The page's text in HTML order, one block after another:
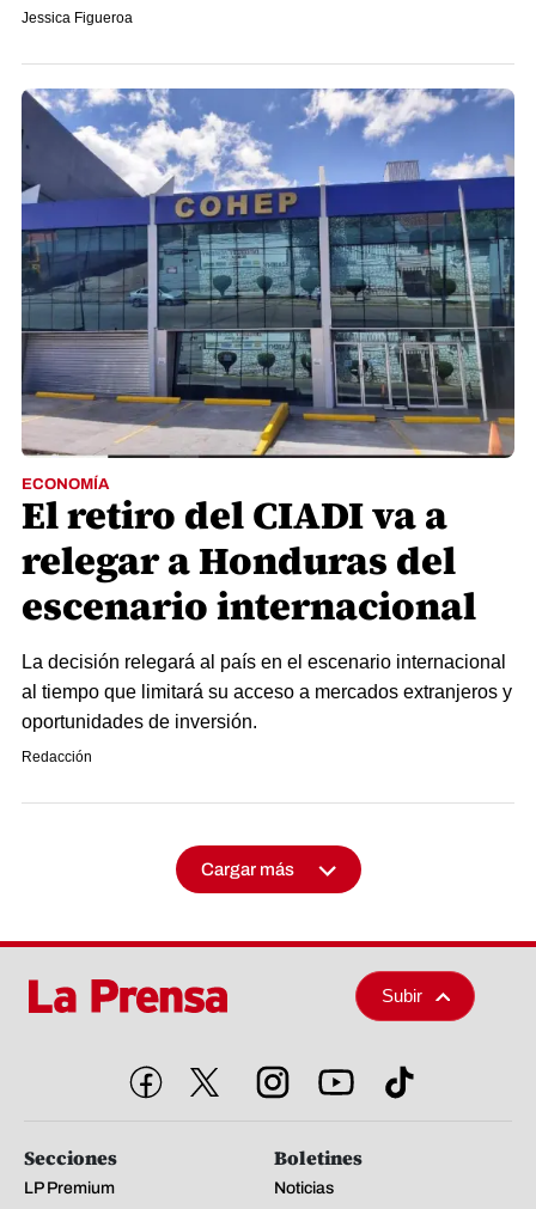
Jessica Figueroa
ECONOMÍA
El retiro del CIADI va a
relegar a Honduras del
escenario internacional
La decisión relegará al país en el escenario internacional
al tiempo que limitará su acceso a mercados extranjeros y
oportunidades de inversión.
Redacción
Cargar más
Subir
Secciones
LP Premium
Boletines
Noticias